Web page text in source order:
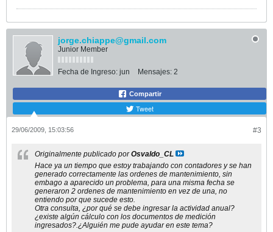
jorge.chiappe@gmail.com
Junior Member
Fecha de Ingreso: jun Mensajes: 2
Compartir
Tweet
#3
29/06/2009, 15:03:56
Originalmente publicado porOsvaldo_CL
Hace ya un tiempo que estoy trabajando con contadores y se han
generado correctamente las ordenes de mantenimiento, sin
embago a aparecido un problema, para una misma fecha se
generaron 2 ordenes de mantenimiento en vez de una, no
entiendo por que sucede esto.
Otra consulta, ¿por qué se debe ingresar la actividad anual?
¿existe algún cálculo con los documentos de medición
ingresados?.¿Alguién me pude ayudar en este tema?